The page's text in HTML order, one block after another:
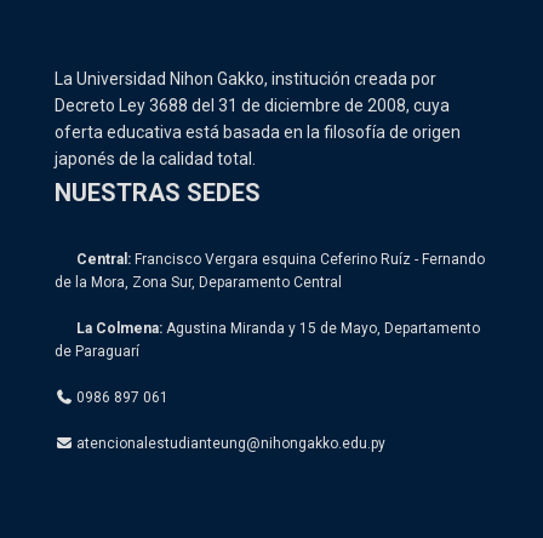
La Universidad Nihon Gakko, institución creada por
Decreto Ley 3688 del 31 de diciembre de 2008, cuya
oferta educativa está basada en la filosofía de origen
japonés de la calidad total.
NUESTRAS SEDES
Central: Francisco Vergara esquina Ceferino Ruíz - Fernando
de la Mora, Zona Sur, Deparamento Central
La Colmena: Agustina Miranda y 15 de Mayo, Departamento
de Paraguarí
0986 897 061
atencionalestudianteung@nihongakko.edu.py